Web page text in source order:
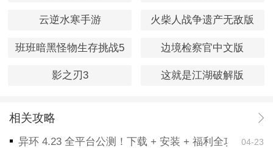
云逆水寒手游 火柴人战争遗产无敌版
班班暗黑怪物生存挑战5 边境检察官中文版
影之刃3 这就是江湖破解版
相关攻略
异环 4.23 全平台公测！下载 + 安装 + 福利全攻略，一
04-23